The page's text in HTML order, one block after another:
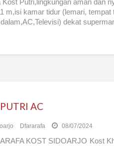
Kost Putri,lingkungan aman dan
m,isi kamar tidur (lemari,
dekat
AC
Dfararafa 08/07/2024
KOST SIDOARJO Kost